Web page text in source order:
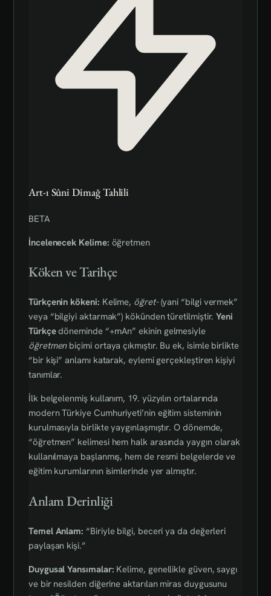
Art-ı Sûni Dimağ Tahlili
BETA
İncelenecek Kelime: öğretmen
Köken ve Tarihçe
Türkçenin kökeni: Kelime, öğret-(yani “bilgi vermek”
veya “bilgiyi aktarmak”) kökünden türetilmiştir.Yeni
Türkçedöneminde “+mAn” ekinin gelmesiyle
öğretmenbiçimi ortaya çıkmıştır. Bu ek, isimle birlikte
“bir kişi” anlamı katarak, eylemi gerçekleştiren kişiyi
tanımlar.
İlk belgelenmiş kullanım, 19. yüzyılın ortalarında
modern Türkiye Cumhuriyeti’nin eğitim sisteminin
kurulmasıyla birlikte yaygınlaşmıştır. O dönemde,
“öğretmen” kelimesi hem halk arasında yaygın olarak
kullanılmaya başlanmış, hem de resmi belgelerde ve
eğitim kurumlarının isimlerinde yer almıştır.
Anlam Derinliği
Temel Anlam: “Biriyle bilgi, beceri ya da değerleri
paylaşan kişi.”
Duygusal Yansımalar: Kelime, genellikle güven, saygı
ve bir nesilden diğerine aktarılan miras duygusunu